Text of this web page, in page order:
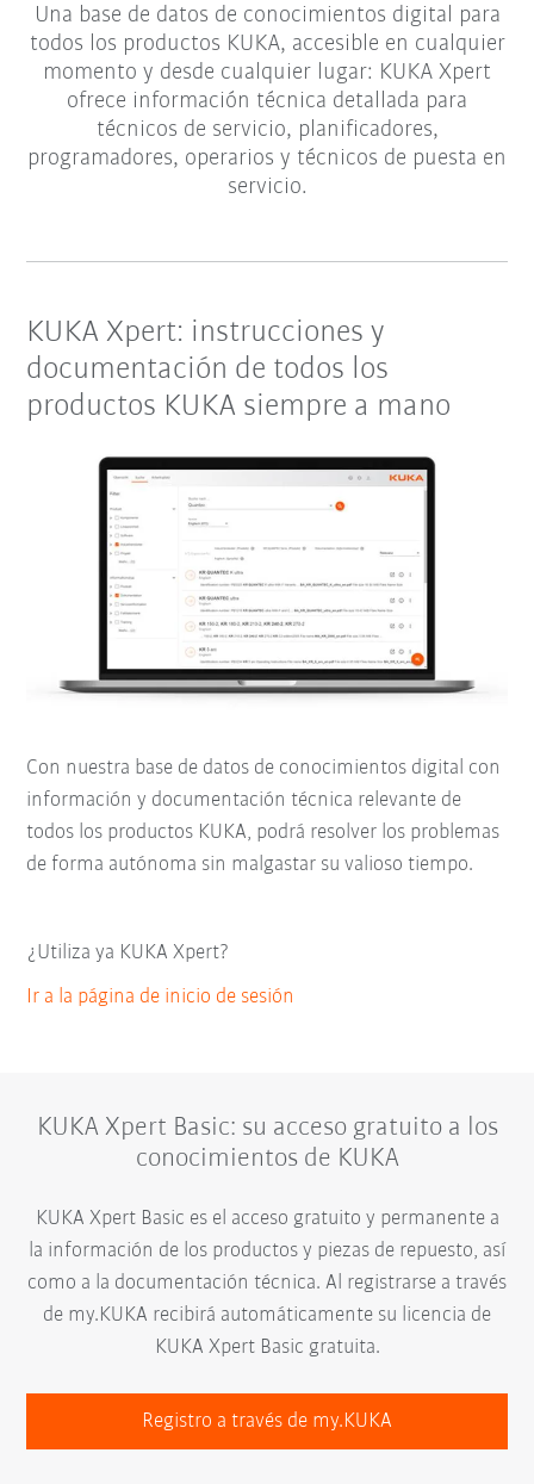
Una base de datos de conocimientos digital para
todos los productos KUKA, accesible en cualquier
momento y desde cualquier lugar: KUKA Xpert
ofrece información técnica detallada para
técnicos de servicio, planificadores,
programadores, operarios y técnicos de puesta en
servicio.
KUKA Xpert: instrucciones y
documentación de todos los
productos KUKA siempre a mano
Con nuestra base de datos de conocimientos digital con
información y documentación técnica relevante de
todos los productos KUKA, podrá resolver los problemas
de forma autónoma sin malgastar su valioso tiempo.
¿Utiliza ya KUKA Xpert?
Ir a la página de inicio de sesión
KUKA Xpert Basic: su acceso gratuito a los
conocimientos de KUKA
KUKA Xpert Basic es el acceso gratuito y permanente a
la información de los productos y piezas de repuesto, así
como a la documentación técnica. Al registrarse a través
de my.KUKA recibirá automáticamente su licencia de
KUKA Xpert Basic gratuita.
Registro a través de my.KUKA